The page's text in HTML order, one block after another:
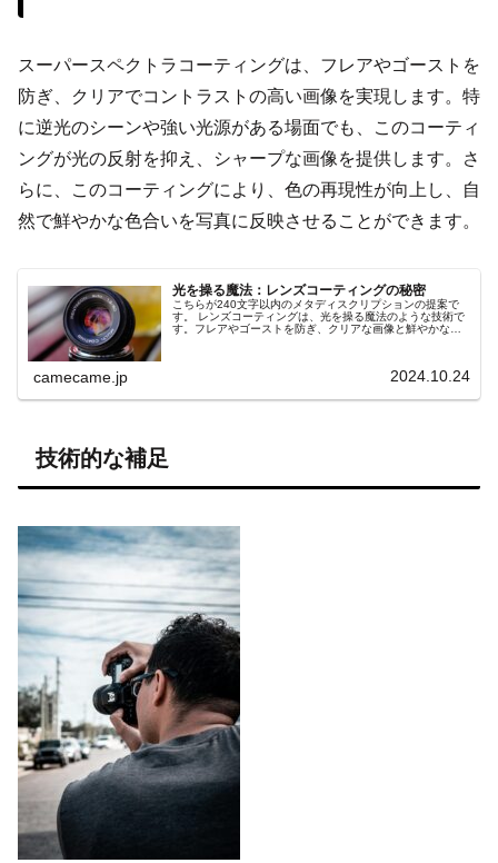
スーパースペクトラコーティングは、フレアやゴーストを
防ぎ、クリアでコントラストの高い画像を実現します。特
に逆光のシーンや強い光源がある場面でも、このコーティ
ングが光の反射を抑え、シャープな画像を提供します。さ
らに、このコーティングにより、色の再現性が向上し、自
然で鮮やかな色合いを写真に反映させることができます。
光を操る魔法：レンズコーティングの秘密
こちらが240文字以内のメタディスクリプションの提案で
す。 レンズコーティングは、光を操る魔法のような技術で
す。フレアやゴーストを防ぎ、クリアな画像と鮮やかな色
camecame.jp 2024.10.24
技術的な補足